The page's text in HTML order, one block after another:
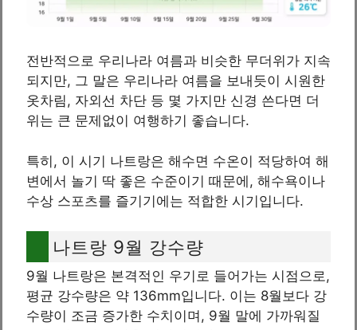
전반적으로 우리나라 여름과 비슷한 무더위가 지속
되지만, 그 말은 우리나라 여름을 보내듯이 시원한
옷차림, 자외선 차단 등 몇 가지만 신경 쓴다면 더
위는 큰 문제없이 여행하기 좋습니다.
특히, 이 시기 나트랑은 해수면 수온이 적당하여 해
변에서 놀기 딱 좋은 수준이기 때문에, 해수욕이나
수상 스포츠를 즐기기에는 적합한 시기입니다.
나트랑 9월 강수량
9월 나트랑은 본격적인 우기로 들어가는 시점으로,
평균 강수량은 약 136mm입니다. 이는 8월보다 강
수량이 조금 증가한 수치이며, 9월 말에 가까워질